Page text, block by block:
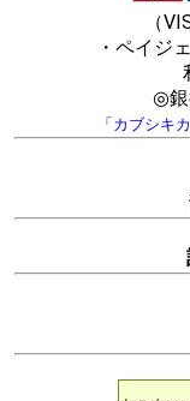
（
・ペイジ
◎銀
「カブシキ